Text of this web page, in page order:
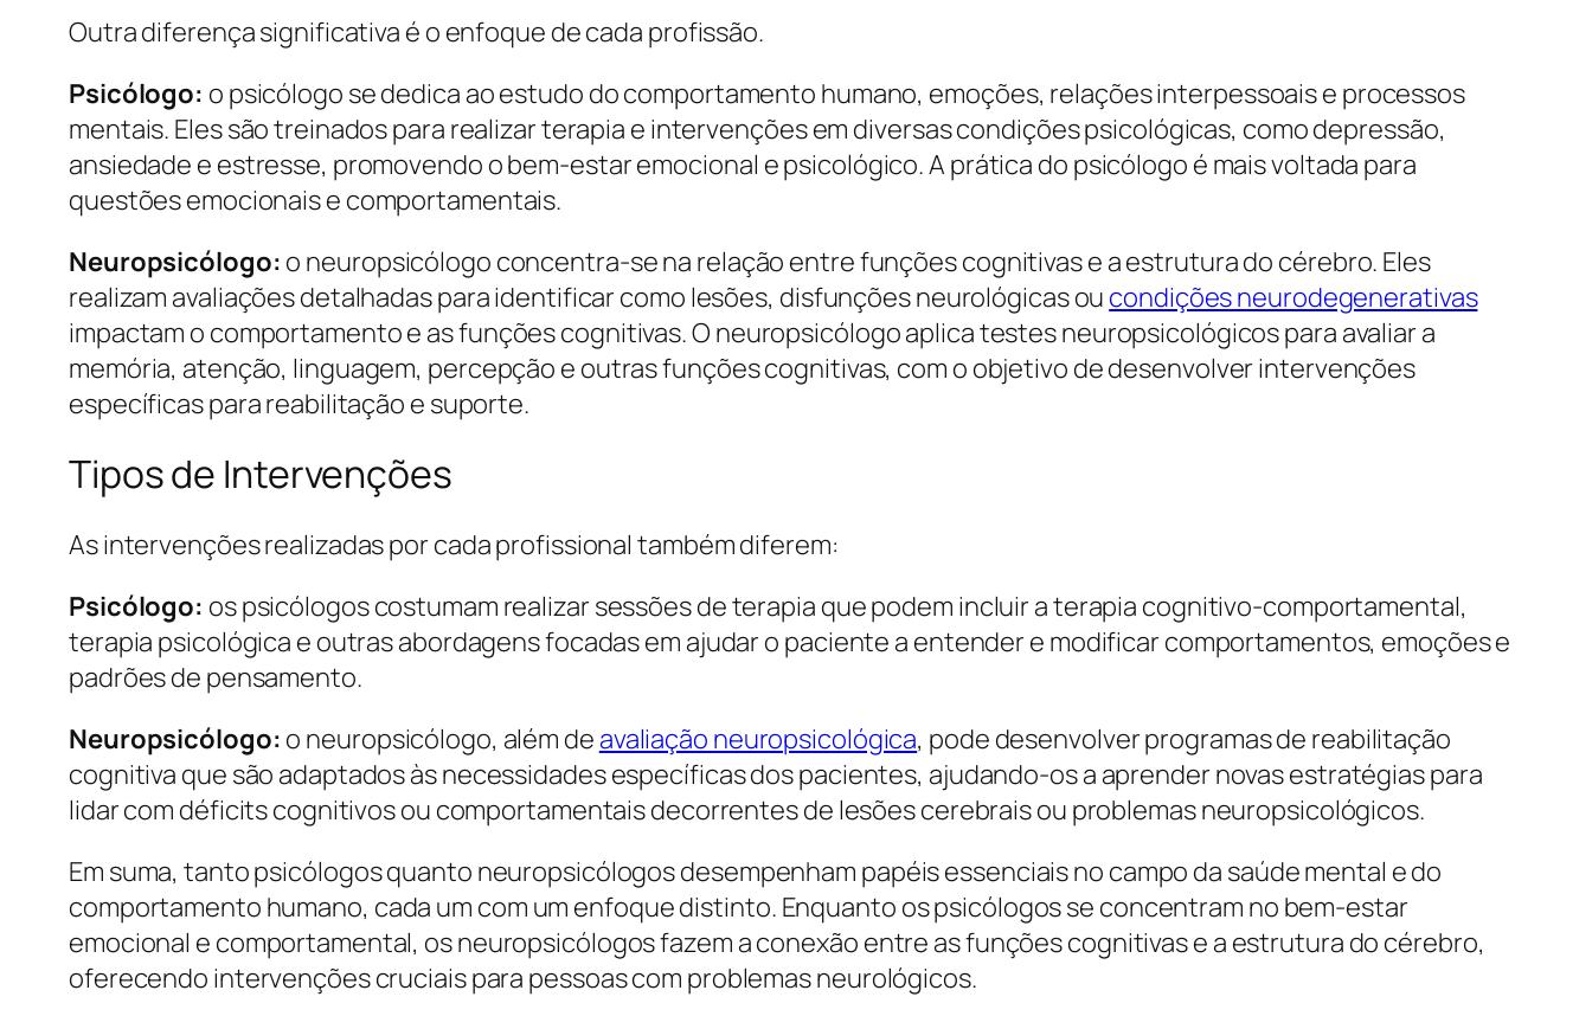
Outra diferença significativa é o enfoque de cada profissão.
Psicólogo: o psicólogo se dedica ao estudo do comportamento humano, emoções, relações interpessoais e processos
mentais. Eles são treinados para realizar terapia e intervenções em diversas condições psicológicas, como depressão,
ansiedade e estresse, promovendo o bem-estar emocional e psicológico. A prática do psicólogo é mais voltada para
questões emocionais e comportamentais.
Neuropsicólogo: o neuropsicólogo concentra-se na relação entre funções cognitivas e a estrutura do cérebro. Eles
realizam avaliações detalhadas para identificar como lesões, disfunções neurológicas ou condições neurodegenerativas
impactam o comportamento e as funções cognitivas. O neuropsicólogo aplica testes neuropsicológicos para avaliar a
memória, atenção, linguagem, percepção e outras funções cognitivas, com o objetivo de desenvolver intervenções
específicas para reabilitação e suporte.
Tipos de Intervenções
As intervenções realizadas por cada profissional também diferem:
Psicólogo: os psicólogos costumam realizar sessões de terapia que podem incluir a terapia cognitivo-comportamental,
terapia psicológica e outras abordagens focadas em ajudar o paciente a entender e modificar comportamentos, emoções e
padrões de pensamento.
Neuropsicólogo: o neuropsicólogo, além de avaliação neuropsicológica, pode desenvolver programas de reabilitação
cognitiva que são adaptados às necessidades específicas dos pacientes, ajudando-os a aprender novas estratégias para
lidar com déficits cognitivos ou comportamentais decorrentes de lesões cerebrais ou problemas neuropsicológicos.
Em suma, tanto psicólogos quanto neuropsicólogos desempenham papéis essenciais no campo da saúde mental e do
comportamento humano, cada um com um enfoque distinto. Enquanto os psicólogos se concentram no bem-estar
emocional e comportamental, os neuropsicólogos fazem a conexão entre as funções cognitivas e a estrutura do cérebro,
oferecendo intervenções cruciais para pessoas com problemas neurológicos.